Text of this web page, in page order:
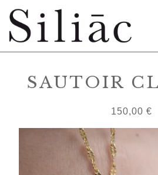
SAUTOIR
150,00 €